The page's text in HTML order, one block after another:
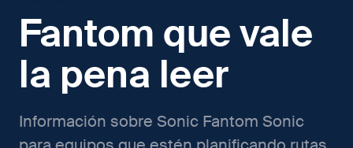
Fantom que vale
la pena leer
Información sobre Sonic Fantom Sonic